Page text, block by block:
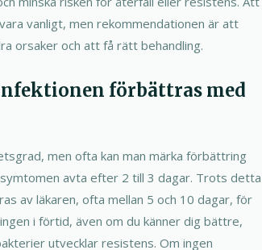
vanligt, men rekommendationen är att
orsaker och att få rätt behandling.
förbättras med
men ofta kan man märka förbättring
avta efter 2 till 3 dagar. Trots detta
av läkaren, ofta mellan 5 och 10 dagar, för
i förtid, även om du känner dig bättre,
utvecklar resistens. Om ingen